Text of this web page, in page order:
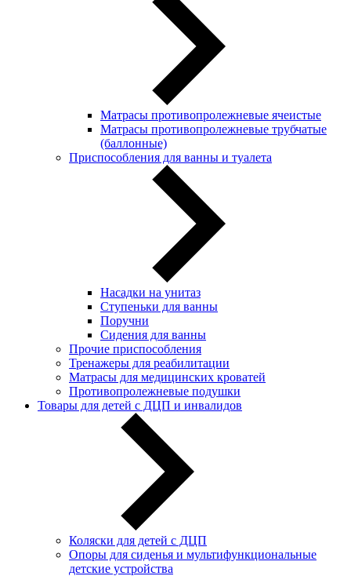
Матрасы противопролежневые ячеистые
Матрасы противопролежневые трубчатые
(баллонные)
Приспособления для ванны и туалета
Насадки на унитаз
Ступеньки для ванны
Поручни
Сидения для ванны
Прочие приспособления
Тренажеры для реабилитации
Матрасы для медицинских кроватей
Противопролежневые подушки
Товары для детей с ДЦП и инвалидов
Коляски для детей с ДЦП
Опоры для сиденья и мультифункциональные
детские устройства